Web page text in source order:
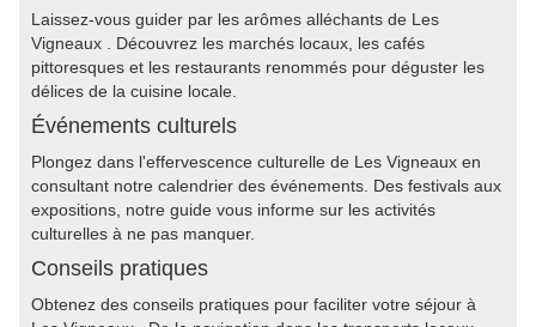
Laissez-vous guider par les arômes alléchants de Les
Vigneaux . Découvrez les marchés locaux, les cafés
pittoresques et les restaurants renommés pour déguster les
délices de la cuisine locale.
Événements culturels
Plongez dans l'effervescence culturelle de Les Vigneaux en
consultant notre calendrier des événements. Des festivals aux
expositions, notre guide vous informe sur les activités
culturelles à ne pas manquer.
Conseils pratiques
Obtenez des conseils pratiques pour faciliter votre séjour à